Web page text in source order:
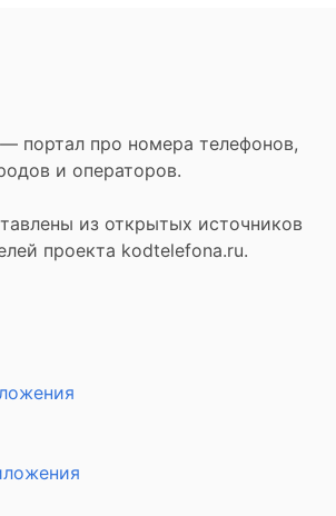
— портал про номера телефонов,
и операторов.
из открытых источников
проекта kodtelefona.ru.